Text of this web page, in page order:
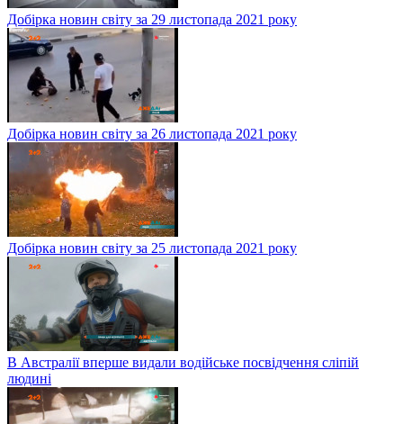
Добірка новин світу за 29 листопада 2021 року
Добірка новин світу за 26 листопада 2021 року
Добірка новин світу за 25 листопада 2021 року
В Австралії вперше видали водійське посвідчення сліпій
людині